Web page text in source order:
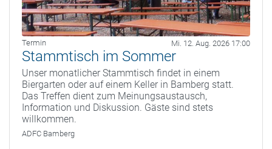
Termin Mi. 12. Aug. 2026 17:00
Stammtisch im Sommer
Unser monatlicher Stammtisch findet in einem
Biergarten oder auf einem Keller in Bamberg statt.
Das Treffen dient zum Meinungsaustausch,
Information und Diskussion. Gäste sind stets
willkommen.
ADFC Bamberg